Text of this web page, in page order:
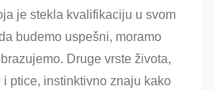
je stekla kvalifikaciju u svom
budemo uspešni, moramo
Druge vrste života,
i ptice, instinktivno znaju kako